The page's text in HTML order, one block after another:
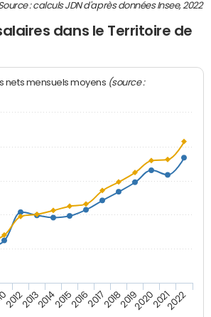
: calculs JDN d'après données Insee, 2022
dans le Territoire de
nets mensuels moyens (source :
20122013201420152016201720182019202020212022